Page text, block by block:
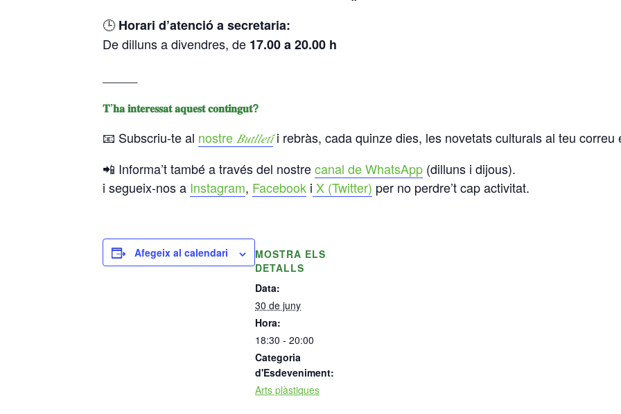
🕒Horari d’atenció a secretaria:
De dilluns a divendres, de 17.00 a 20.00 h
𝐓’𝐡𝐚 𝐢𝐧𝐭𝐞𝐫𝐞𝐬𝐬𝐚𝐭 𝐚𝐪𝐮𝐞𝐬𝐭 𝐜𝐨𝐧𝐭𝐢𝐧𝐠𝐮𝐭?
📧 Subscriu-te al nostre 𝐵𝑢𝑡𝑙𝑙𝑒𝑡𝑖́i rebràs, cada quinze dies, les novetats culturals al teu correu
📲 Informa’t també a través del nostrecanal de WhatsApp (dilluns i dijous).
i segueix-nos a Instagram, Facebook i X (Twitter) per no perdre’t cap activitat.
Afegeix al calendari
MOSTRA ELS
DETALLS
Data:
30 de juny
Hora:
18:30 - 20:00
Categoria
d'Esdeveniment:
Arts plàstiques